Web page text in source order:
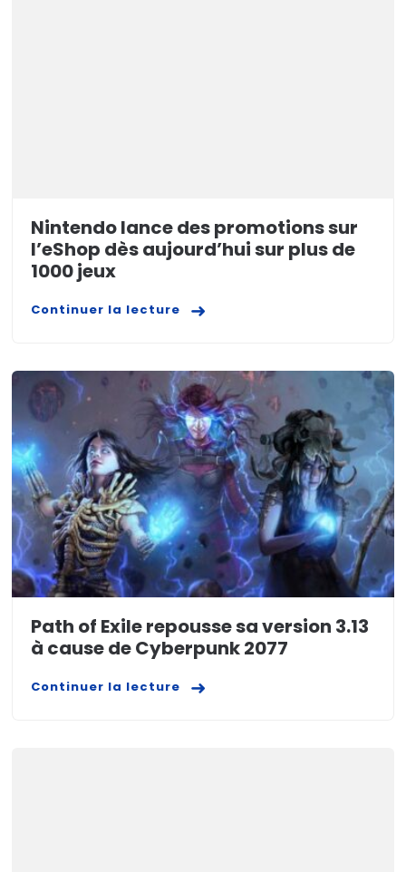
Nintendo lance des promotions sur
l’eShop dès aujourd’hui sur plus de
1000 jeux
Continuer la lecture
Path of Exile repousse sa version 3.13
à cause de Cyberpunk 2077
Continuer la lecture